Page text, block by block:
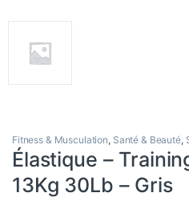
Fitness & Musculation, Santé & Beauté,
Élastique –
13Kg 30Lb – Gris